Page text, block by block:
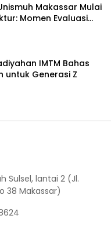
Makassar Mulai
Momen Evaluasi
IMTM Bahas
untuk Generasi Z
Sulsel, lantai 2 (Jl.
38 Makassar)